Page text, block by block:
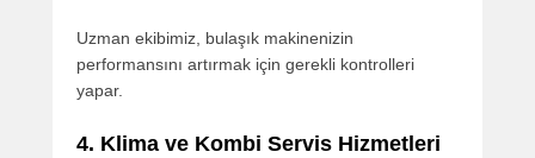
Uzman ekibimiz, bulaşık makinenizin
performansını artırmak için gerekli kontrolleri
yapar.
4. Klima ve Kombi Servis Hizmetleri